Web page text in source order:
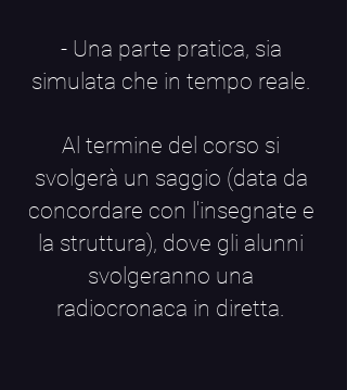
- Una parte pratica, sia
simulata che in tempo reale.
Al termine del corso si
svolgerà un saggio (data da
concordare con l'insegnate e
la struttura), dove gli alunni
svolgeranno una
radiocronaca in diretta.